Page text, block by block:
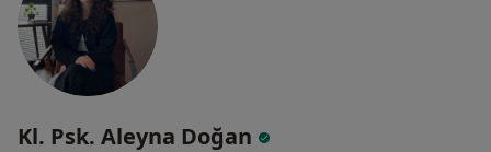
Kl. Psk. Aleyna Doğan